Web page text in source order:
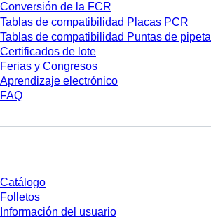
Conversión de la FCR
Tablas de compatibilidad Placas PCR
Tablas de compatibilidad Puntas de pipeta
Certificados de lote
Ferias y Congresos
Aprendizaje electrónico
FAQ
Catálogo
Folletos
Información del usuario